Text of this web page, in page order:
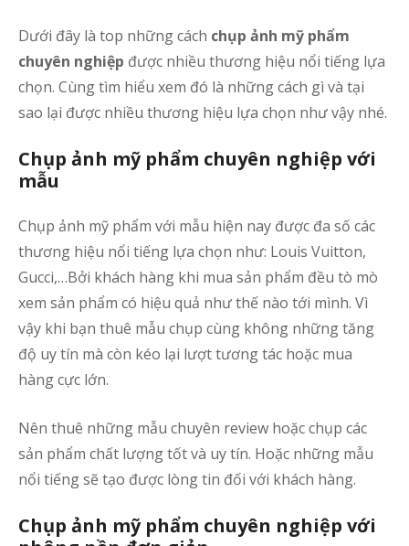
Dưới đây là top những cách chụp ảnh mỹ phẩm
chuyên nghiệp được nhiều thương hiệu nổi tiếng lựa
chọn. Cùng tìm hiểu xem đó là những cách gì và tại
sao lại được nhiều thương hiệu lựa chọn như vậy nhé.
Chụp ảnh mỹ phẩm chuyên nghiệp với
mẫu
Chụp ảnh mỹ phẩm với mẫu hiện nay được đa số các
thương hiệu nổi tiếng lựa chọn như: Louis Vuitton,
Gucci,…Bởi khách hàng khi mua sản phẩm đều tò mò
xem sản phẩm có hiệu quả như thế nào tới mình. Vì
vậy khi bạn thuê mẫu chụp cùng không những tăng
độ uy tín mà còn kéo lại lượt tương tác hoặc mua
hàng cực lớn.
Nên thuê những mẫu chuyên review hoặc chụp các
sản phẩm chất lượng tốt và uy tín. Hoặc những mẫu
nổi tiếng sẽ tạo được lòng tin đối với khách hàng.
Chụp ảnh mỹ phẩm chuyên nghiệp với